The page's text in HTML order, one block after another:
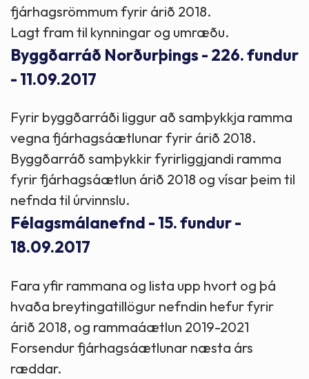
fjárhagsrömmum fyrir árið 2018.
Lagt fram til kynningar og umræðu.
Byggðarráð Norðurþings - 226. fundur
- 11.09.2017
Fyrir byggðarráði liggur að samþykkja ramma
vegna fjárhagsáætlunar fyrir árið 2018.
Byggðarráð samþykkir fyrirliggjandi ramma
fyrir fjárhagsáætlun árið 2018 og vísar þeim til
nefnda til úrvinnslu.
Félagsmálanefnd - 15. fundur -
18.09.2017
Fara yfir rammana og lista upp hvort og þá
hvaða breytingatillögur nefndin hefur fyrir
árið 2018, og rammaáætlun 2019-2021
Forsendur fjárhagsáætlunar næsta árs
ræddar.